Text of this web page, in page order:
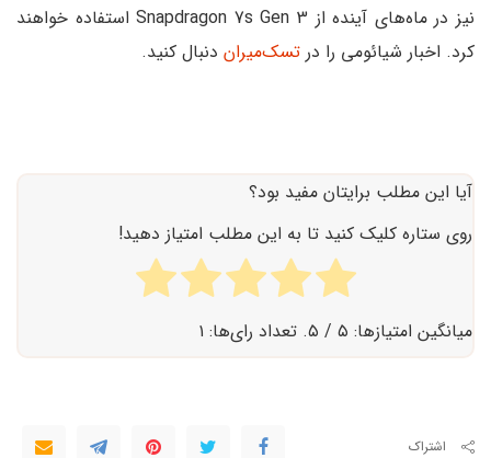
نیز در ماه‌های آینده از Snapdragon 7s Gen 3 استفاده خواهند
کرد. اخبار شیائومی را در تسک‌میران دنبال کنید.
آیا این مطلب برایتان مفید بود؟
روی ستاره کلیک کنید تا به این مطلب امتیاز دهید!
میانگین امتیازها: ۵ / ۵. تعداد رای‌ها: ۱
اشتراک